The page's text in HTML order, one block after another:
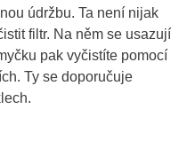
údržbu. Ta není nijak
filtr. Na něm se usazují
pak vyčistíte pomocí
Ty se doporučuje